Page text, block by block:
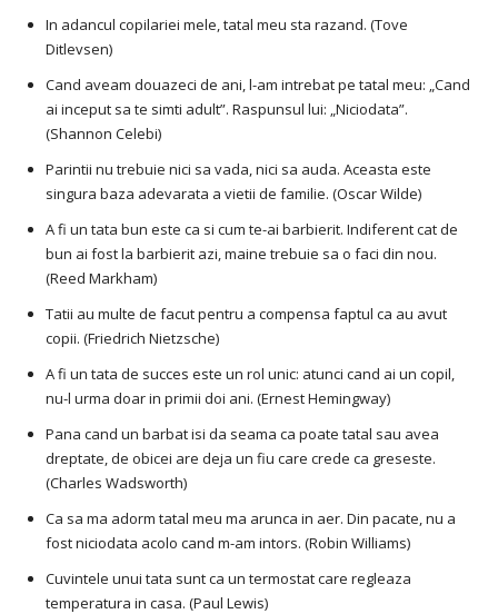
In adancul copilariei mele, tatal meu sta razand. (Tove
Ditlevsen)
Cand aveam douazeci de ani, l-am intrebat pe tatal meu: „Cand
ai inceput sa te simti adult”. Raspunsul lui: „Niciodata”.
(Shannon Celebi)
Parintii nu trebuie nici sa vada, nici sa auda. Aceasta este
singura baza adevarata a vietii de familie. (Oscar Wilde)
A fi un tata bun este ca si cum te-ai barbierit. Indiferent cat de
bun ai fost la barbierit azi, maine trebuie sa o faci din nou.
(Reed Markham)
Tatii au multe de facut pentru a compensa faptul ca au avut
copii. (Friedrich Nietzsche)
A fi un tata de succes este un rol unic: atunci cand ai un copil,
nu-l urma doar in primii doi ani. (Ernest Hemingway)
Pana cand un barbat isi da seama ca poate tatal sau avea
dreptate, de obicei are deja un fiu care crede ca greseste.
(Charles Wadsworth)
Ca sa ma adorm tatal meu ma arunca in aer. Din pacate, nu a
fost niciodata acolo cand m-am intors. (Robin Williams)
Cuvintele unui tata sunt ca un termostat care regleaza
temperatura in casa. (Paul Lewis)